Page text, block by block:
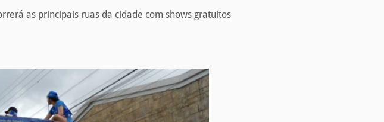
as principais ruas da cidade com shows gratuitos